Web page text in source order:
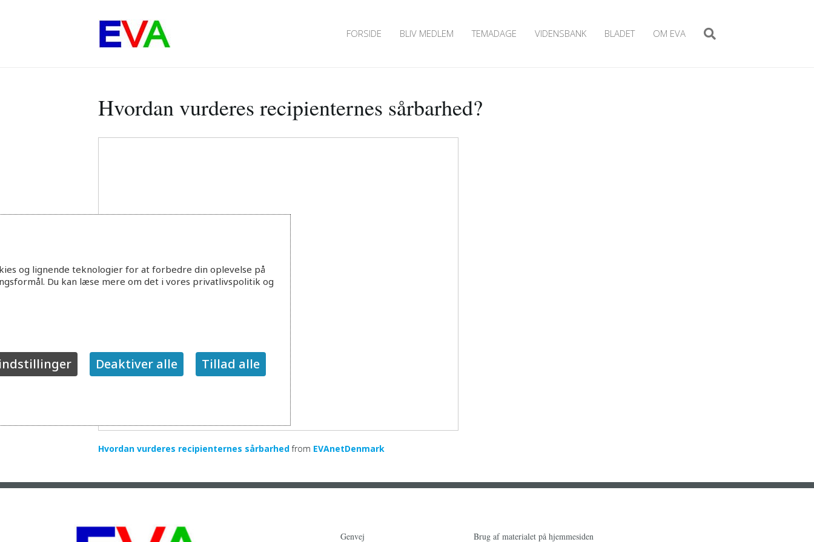
FORSIDE BLIV MEDLEM TEMADAGE VIDENSBANK BLADET OM EVA
Hvordan vurderes recipienternes sårbarhed?
Hvordan vurderes recipienternes sårbarhed from EVAnetDenmark
Genvej Brug af materialet på hjemmesiden
og lignende teknologier for at forbedre din oplevelse på
Du kan læse mere om det i vores privatlivspolitik og
Deaktiver alle Tillad alle